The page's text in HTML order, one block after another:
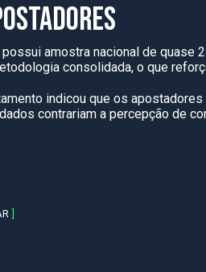
possui amostra nacional de
consolidada, o que
indicou que os
contrariam a percepção de